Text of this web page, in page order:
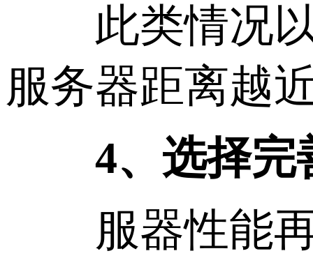
此类情况以
服务器距离越
4、选择完
服器性能再